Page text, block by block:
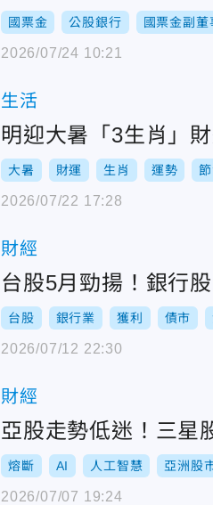
國票金 公股銀行 國票金副
2026/07/24 10:21
生活
明迎大暑「3生肖」
大暑 財運 生肖 運勢
2026/07/22 17:28
財經
台股5月勁揚！銀行
台股 銀行業 獲利 債市
2026/07/12 22:30
財經
亞股走勢低迷！三星
熔斷 AI 人工智慧 亞洲股
2026/07/07 19:24